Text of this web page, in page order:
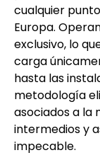
cualquier
Europa.
exclusivo, lo
carga
hasta las
metodología
asociados a la
intermedios y
impecable.